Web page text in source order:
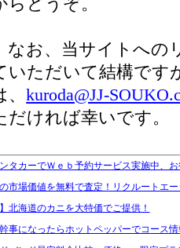
なお、当サイトへの
いただいて結構です
、kuroda@JJ-
だければ幸いです。
タカーでＷｅｂ予約サービス実施中、
市場価値を無料で査定！リクルートエ
】北海道のカニを大特価でご提供！
事になったらホットペッパーでコース